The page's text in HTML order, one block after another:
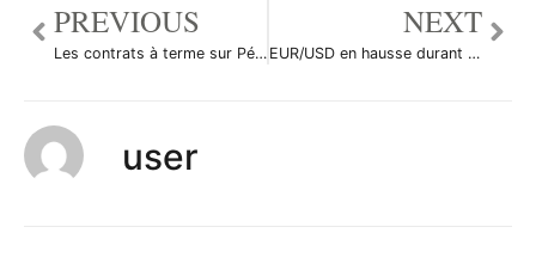
PREVIOUS
Les contrats à terme sur Pétrole Brut ont augmenté durant la séance en Asie
NEXT
EUR/USD en hausse durant la séance en Asie
user